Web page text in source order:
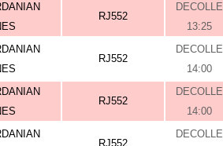
RJ552
DECOLLE
13:25
RJ552
DECOLLE
14:00
RJ552
DECOLLE
14:00
RJ552
DECOLLE